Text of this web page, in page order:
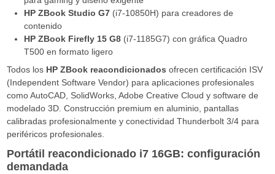
HP ZBook Studio G7(i7-10850H) para creadores de
contenido
HP ZBook Firefly 15 G8(i7-1185G7) con gráfica Quadro
T500 en formato ligero
Todos los HP ZBook reacondicionados ofrecen certificación ISV
(Independent Software Vendor) para aplicaciones profesionales
como AutoCAD, SolidWorks, Adobe Creative Cloud y software de
modelado 3D. Construcción premium en aluminio, pantallas
calibradas profesionalmente y conectividad Thunderbolt 3/4 para
periféricos profesionales.
Portátil reacondicionado i7 16GB: configuración
demandada